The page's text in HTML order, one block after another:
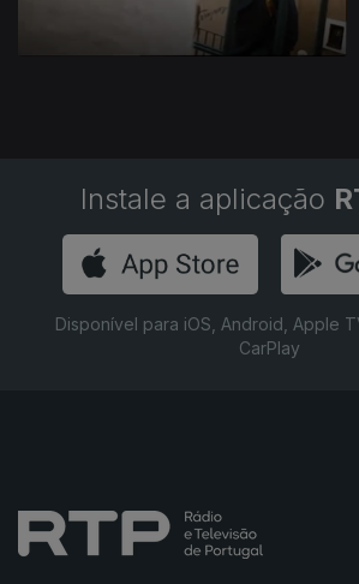
Instale a aplicação
Disponível para iOS, Android, Apple
CarPlay